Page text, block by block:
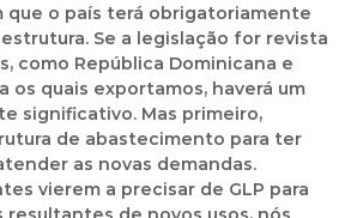
que o país terá obrigatoriamente
Se a legislação for revista
como República Dominicana e
os quais exportamos, haverá um
significativo. Mas primeiro,
de abastecimento para ter
as novas demandas.
vierem a precisar de GLP para